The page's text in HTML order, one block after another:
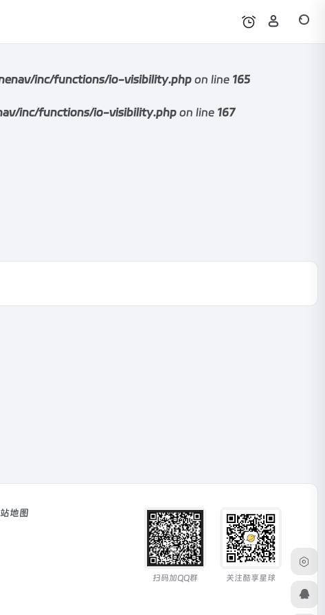
inc/functions/io-visibility.php on line 165
inc/functions/io-visibility.php on line 167
地图
扫码加QQ群 关注酷享星球